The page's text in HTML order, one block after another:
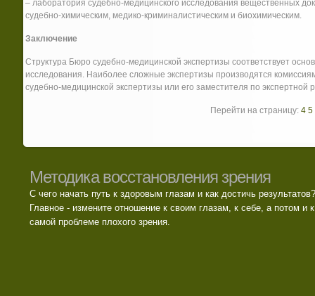
– лаборатория судебно-медицинского исследования вещественных
судебно-химическим, медико-криминалистическим и биохимическим.
Заключение
Структура Бюро судебно-медицинской экспертизы соответствует
исследования. Наиболее сложные экспертизы производятся
судебно-медицинской экспертизы или его заместителя по экспертной
Перейти на страницу: 4 5
Методика восстановления зрения
С чего начать путь к здоровым глазам и как достичь результатов?
Главное - измените отношение к своим глазам, к себе, а потом и к
самой проблеме плохого зрения.